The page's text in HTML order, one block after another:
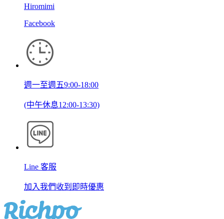
Hiromimi
Facebook
週一至週五9:00-18:00
(中午休息12:00-13:30)
Line 客服
加入我們收到即時優惠